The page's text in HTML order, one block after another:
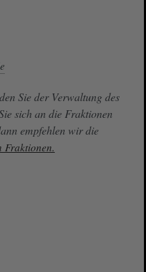
Sie der Verwaltung des
sich an die Fraktionen
empfehlen wir die
Fraktionen.